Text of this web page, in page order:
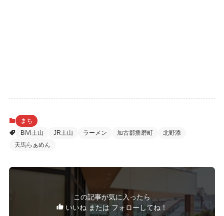
まち
BiVi土山
JR土山 ラーメン 加古郡播磨町
北野添
天馬らぁめん
この記事が気に入ったら
いいね または フォローしてね！